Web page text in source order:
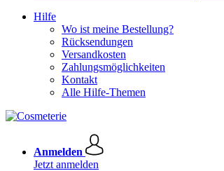
Hilfe
Wo ist meine Bestellung?
Rücksendungen
Versandkosten
Zahlungsmöglichkeiten
Kontakt
Alle Hilfe-Themen
Anmelden
Jetzt anmelden